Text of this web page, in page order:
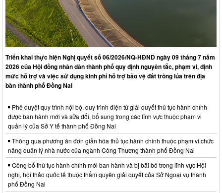
Triển khai thực hiện Nghị quyết số 06/2026/NQ-HĐND ngày 09 tháng 7 năm
2026 của Hội đồng nhân dân thành phố quy định nguyên tắc, phạm vi, định
mức hỗ trợ và việc sử dụng kinh phí hỗ trợ bảo vệ đất trồng lúa trên địa
bàn thành phố Đồng Nai
Phê duyệt quy trình nội bộ, quy trình điện tử giải quyết thủ tục hành chính
được ban hành mới và sửa đổi, bổ sung trong các lĩnh vực thuộc phạm vi
quản lý của Sở Y tế thành phố Đồng Nai
Thông qua phương án đơn giản hóa thủ tục hành chính thuộc phạm vi chức
năng quản lý nhà nước của ngành Công Thương thành phố Đồng Nai
Công bố thủ tục hành chính mới ban hành và bị bãi bỏ trong lĩnh vực Hội
nghị, hội thảo quốc tế thuộc thẩm quyền giải quyết của Sở Ngoại vụ thành
phố Đồng Nai